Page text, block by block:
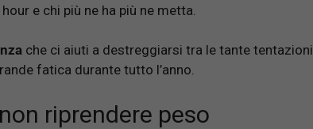
e chi più ne ha più ne metta.
che ci aiuti a destreggiarsi tra le tante tentazioni
fatica durante tutto l’anno.
riprendere peso